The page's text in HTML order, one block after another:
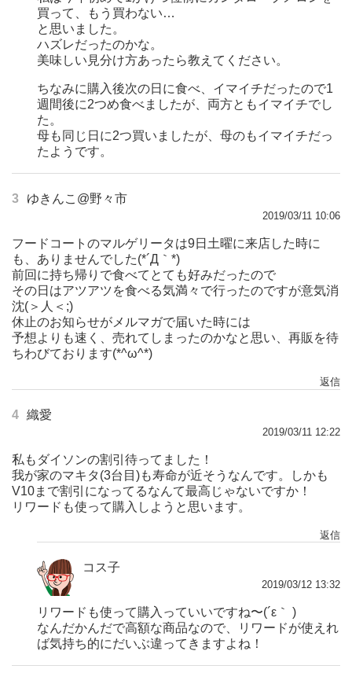
買って、もう買わない…
と思いました。
ハズレだったのかな。
美味しい見分け方あったら教えてください。
ちなみに購入後次の日に食べ、イマイチだったので1
週間後に2つめ食べましたが、両方ともイマイチでし
た。
母も同じ日に2つ買いましたが、母のもイマイチだっ
たようです。
3 ゆきんこ@野々市
2019/03/11 10:06
フードコートのマルゲリータは9日土曜に来店した時に
も、ありませんでした(*´Д｀*)
前回に持ち帰りで食べてとても好みだったので
その日はアツアツを食べる気満々で行ったのですが意気消
沈(＞人＜;)
休止のお知らせがメルマガで届いた時には
予想よりも速く、売れてしまったのかなと思い、再販を待
ちわびております(*^ω^*)
返信
4 織愛
2019/03/11 12:22
私もダイソンの割引待ってました！
我が家のマキタ(3台目)も寿命が近そうなんです。しかも
V10まで割引になってるなんて最高じゃないですか！
リワードも使って購入しようと思います。
返信
コス子
2019/03/12 13:32
リワードも使って購入っていいですね〜(´ε｀ )
なんだかんだで高額な商品なので、リワードが使えれ
ば気持ち的にだいぶ違ってきますよね！